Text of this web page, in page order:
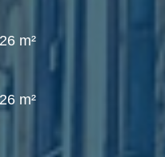
m²
m²